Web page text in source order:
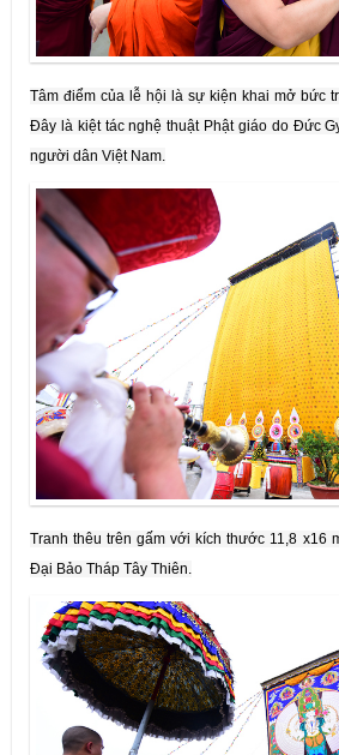
Tâm điểm của lễ hội là sự kiện khai mở bức
Đây là kiệt tác nghệ thuật Phật giáo do Đức
người dân Việt Nam.
Tranh thêu trên gấm với kích thước 11,8 x16
Đại Bảo Tháp Tây Thiên.